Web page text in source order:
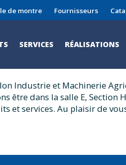
de montre Fournisseurs
SERVICES RÉALISATIONS
et
Industrie et Machinerie
être dans la salle E,
et services. Au plaisir de